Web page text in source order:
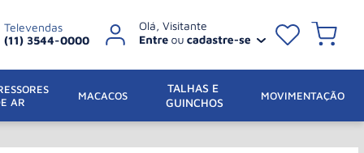
Televendas
(11) 3544-0000
AR
MACACOS
TALHAS E
GUINCHOS
MOVIMENTAÇÃO